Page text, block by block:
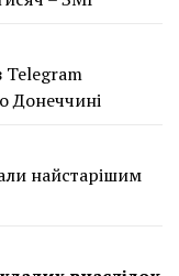
Telegram
Донеччині
найстарішим